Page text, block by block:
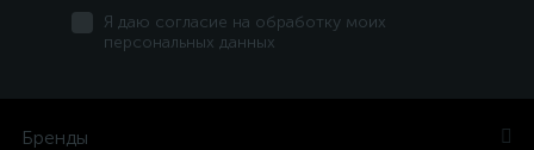
Я даю согласие на обработку моих
персональных данных
Бренды